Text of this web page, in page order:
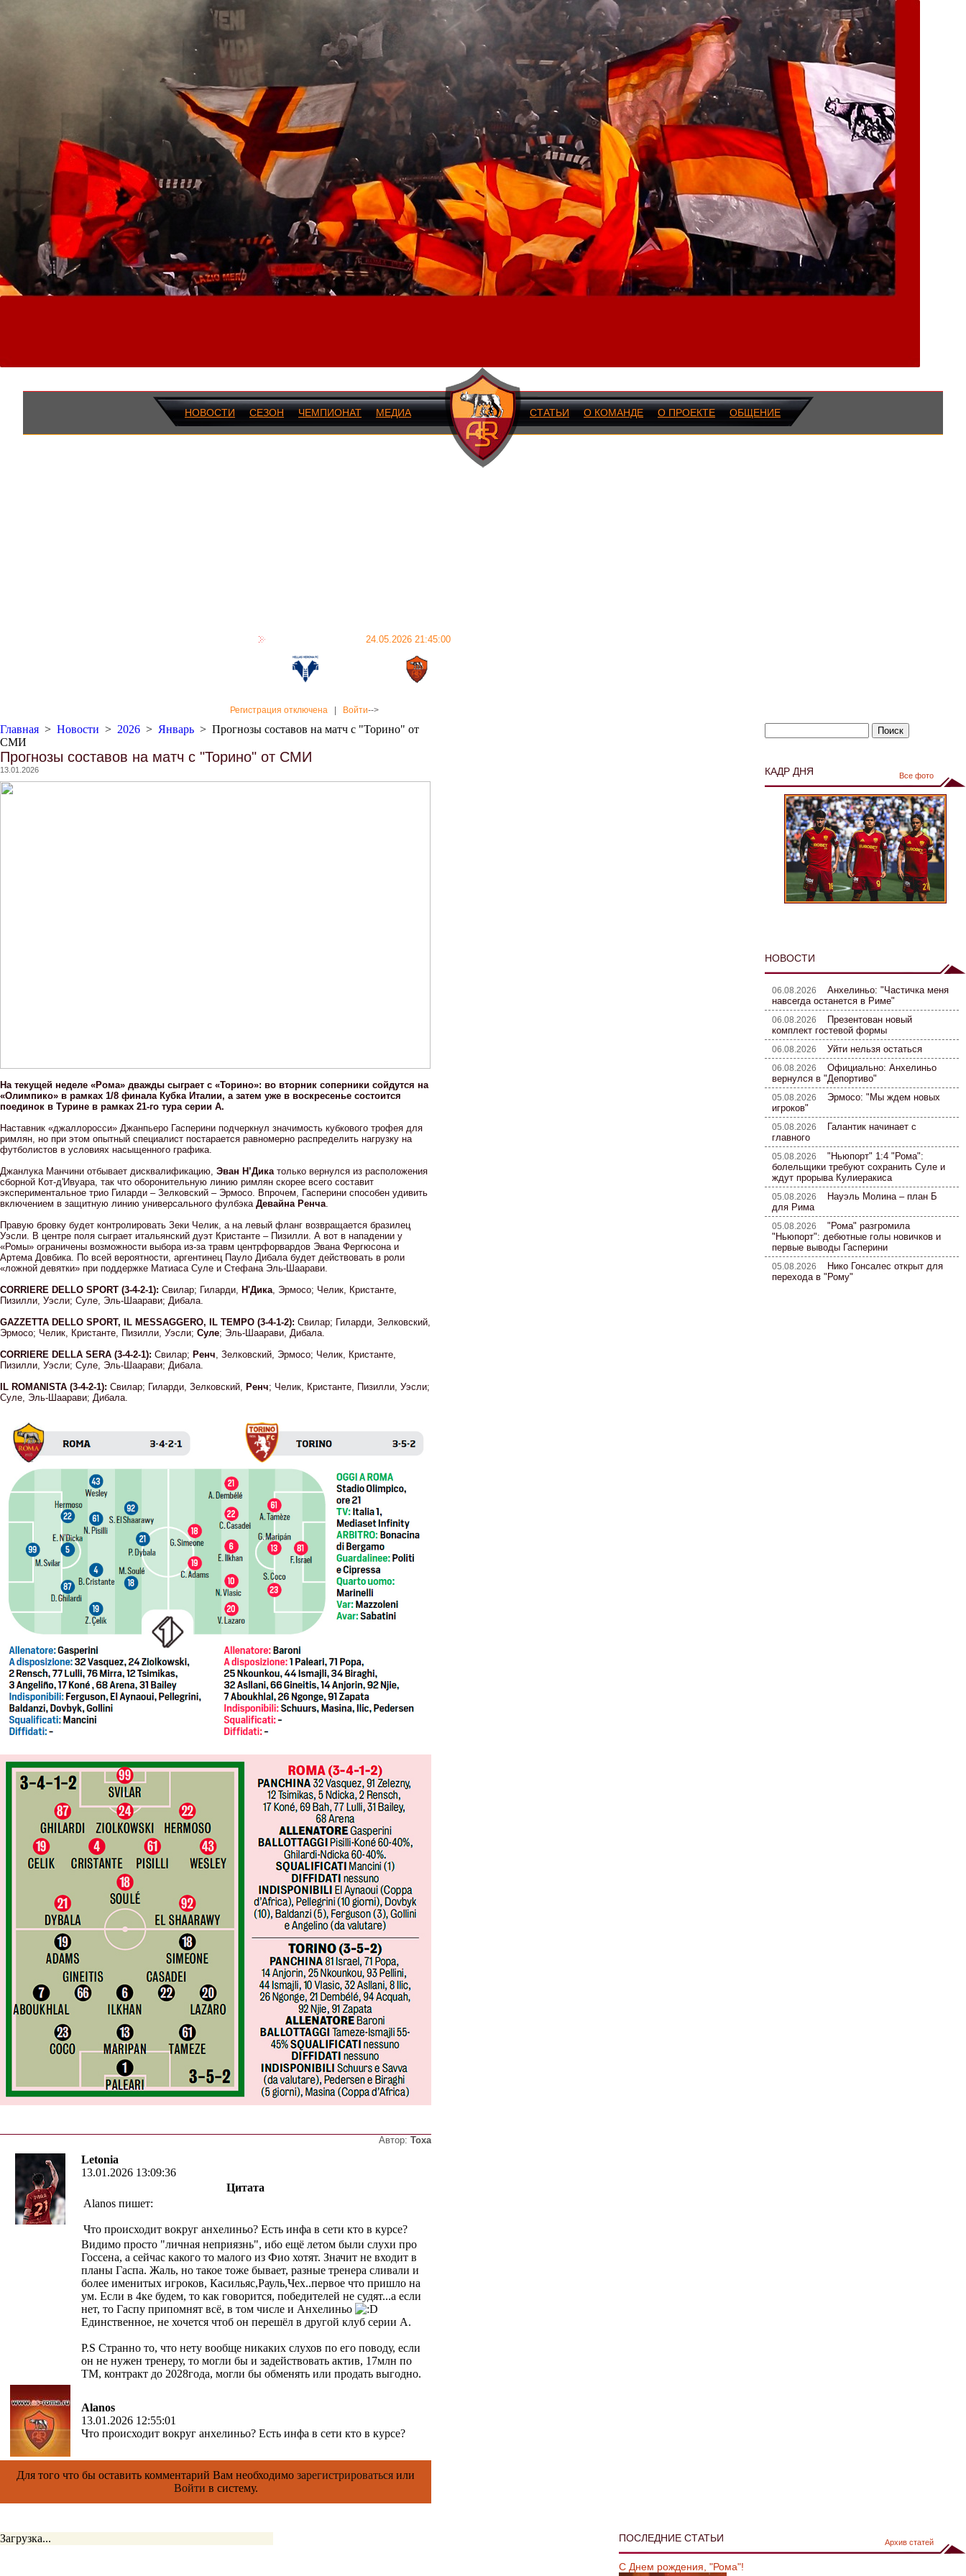
НОВОСТИ СЕЗОН ЧЕМПИОНАТ МЕДИА СТАТЬИ О КОМАНДЕ О ПРОЕКТЕ ОБЩЕНИЕ
24.05.2026 21:45:00
Регистрация отключена Войти-->
Главная > Новости > 2026 > Январь > Прогнозы составов на матч с "Торино" от
СМИ
Прогнозы составов на матч с "Торино" от СМИ
13.01.2026
На текущей неделе «Рома» дважды сыграет с «Торино»: во вторник соперники сойдутся на
«Олимпико» в рамках 1/8 финала Кубка Италии, а затем уже в воскресенье состоится
поединок в Турине в рамках 21-го тура серии А.
Наставник «джаллоросси» Джанпьеро Гасперини подчеркнул значимость кубкового трофея для
римлян, но при этом опытный специалист постарается равномерно распределить нагрузку на
футболистов в условиях насыщенного графика.
Джанлука Манчини отбывает дисквалификацию, Эван Н’Дикатолько вернулся из расположения
сборной Кот-д'Ивуара, так что оборонительную линию римлян скорее всего составит
экспериментальное трио Гиларди – Зелковский – Эрмосо. Впрочем, Гасперини способен удивить
включением в защитную линию универсального фулбэка Девайна Ренча.
Правую бровку будет контролировать Зеки Челик, а на левый фланг возвращается бразилец
Уэсли. В центре поля сыграет итальянский дуэт Кристанте – Пизилли. А вот в нападении у
«Ромы» ограничены возможности выбора из-за травм центрфорвардов Эвана Фергюсона и
Артема Довбика. По всей вероятности, аргентинец Пауло Дибала будет действовать в роли
«ложной девятки» при поддержке Матиаса Суле и Стефана Эль-Шаарави.
CORRIERE DELLO SPORT (3-4-2-1): Свилар; Гиларди, Н'Дика, Эрмосо; Челик, Кристанте,
Пизилли, Уэсли; Суле, Эль-Шаарави; Дибала.
GAZZETTA DELLO SPORT, IL MESSAGGERO, IL TEMPO (3-4-1-2): Свилар; Гиларди, Зелковский,
Эрмосо; Челик, Кристанте, Пизилли, Уэсли; Суле; Эль-Шаарави, Дибала.
CORRIERE DELLA SERA (3-4-2-1): Свилар; Ренч, Зелковский, Эрмосо; Челик, Кристанте,
Пизилли, Уэсли; Суле, Эль-Шаарави; Дибала.
IL ROMANISTA (3-4-2-1): Свилар; Гиларди, Зелковский, Ренч; Челик, Кристанте, Пизилли, Уэсли;
Суле, Эль-Шаарави; Дибала.
Автор: Тоха
Letonia
13.01.2026 13:09:36
Цитата
Alanos пишет:
Что происходит вокруг анхелиньо? Есть инфа в сети кто в курсе?
Видимо просто "личная неприязнь", ибо ещё летом были слухи про
Госсена, а сейчас какого то малого из Фио хотят. Значит не входит в
планы Гаспа. Жаль, но такое тоже бывает, разные тренера сливали и
более именитых игроков, Касильяс,Рауль,Чех..первое что пришло на
ум. Если в 4ке будем, то как говорится, победителей не судят...а если
нет, то Гаспу припомнят всё, в том числе и Анхелиньо
Единственное, не хочется чтоб он перешёл в другой клуб серии А.
P.S Странно то, что нету вообще никаких слухов по его поводу, если
он не нужен тренеру, то могли бы и задействовать актив, 17млн по
ТМ, контракт до 2028года, могли бы обменять или продать выгодно.
Alanos
13.01.2026 12:55:01
Что происходит вокруг анхелиньо? Есть инфа в сети кто в курсе?
Для того что бы оставить комментарий Вам необходимо зарегистрироваться или
Войти в систему.
КАДР ДНЯ Все фото
НОВОСТИ
06.08.2026 Анхелиньо: "Частичка меня
навсегда останется в Риме"
06.08.2026
Презентован новый
комплект гостевой формы
06.08.2026 Уйти нельзя остаться
06.08.2026 Официально: Анхелиньо
вернулся в "Депортиво"
05.08.2026 Эрмосо: "Мы ждем новых
игроков"
05.08.2026
Галантик начинает с
главного
05.08.2026 "Ньюпорт" 1:4 "Рома":
болельщики требуют сохранить Суле и
ждут прорыва Кулиеракиса
05.08.2026
Науэль Молина – план Б
для Рима
05.08.2026 "Рома" разгромила
"Ньюпорт": дебютные голы новичков и
первые выводы Гасперини
05.08.2026
Нико Гонсалес открыт для
перехода в "Рому"
Загрузка... ПОСЛЕДНИЕ СТАТЬИ Архив статей
С Днем рождения, "Рома"!